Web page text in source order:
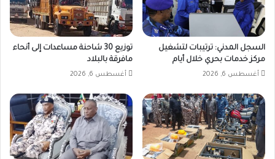
السجل المدني: ترتيبات لتشغيل
مركز خدمات بحري خلال أيام
أغسطس 6, 2026
توزيع 30 شاحنة مساعدات إلى أنحاء
مافرقة بالبلاد
أغسطس 6, 2026